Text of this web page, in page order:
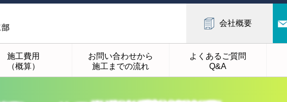
会社概要
施工費用
（概算）
お問い合わせから
施工までの流れ
よくあるご質問
Q&A